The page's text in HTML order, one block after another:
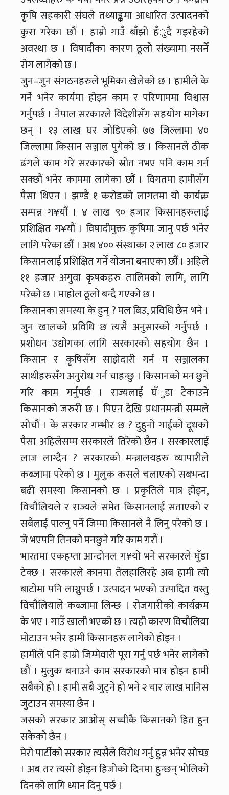
कृषि सहकारी संघले तथ्याङ्कमा आधारित उत्पादनको
कुरा गरेका छौं । हाम्रो गाउँ बाँझो हँुदै गइरहेको
अवस्था छ । विषादीका कारण ठूलो संख्यामा नसर्ने
रोग लागेको छ ।
जुन–जुन संगठनहरुले भूमिका खेलेको छ । हामीले के
गर्ने भनेर कार्यमा होइन काम र परिणाममा विश्वास
गर्नुपर्छ । नेपाल सरकारले विदेशीसँग सहयोग मागेका
छन् । १३ लाख घर जोडिएको ७७ जिल्लामा ४०
जिल्लामा किसान सञ्जाल पुगेको छ । किसानले ठीक
ढंगले काम गरे सरकारको स्रोत नभए पनि काम गर्न
सक्छौं भनेर काममा लागेका छौं । विगतमा हामीसँग
पैसा थिएन । झण्डै १ करोडको लागतमा यो कार्यक्र
सम्पन्न ग¥यौं । ४ लाख ९० हजार किसानहरुलाई
प्रशिक्षित ग¥यौं । विषादीमुक्त कृषिमा जानु पर्छ भनेर
लागि परेका छौं । अब ४०० संस्थाका २ लाख ८० हजार
किसानलाई प्रशिक्षित गर्ने योजना बनाएका छौं । अहिले
११ हजार अगुवा कृषकहरु तालिमको लागि, लागि
परेको छ । माहोल ठूलो बन्दै गएको छ ।
किसानका समस्या के हुन् ? मल बिउ, प्रविधि छैन भने ।
जुन खालको प्रविधि छ त्यसै अनुसारको गर्नुपर्छ ।
प्रशोधन उद्योगका लागि सरकारको सहयोग छैन ।
किसान र कृषिसँग साझेदारी गर्न म सञ्जालका
साथीहरुसँग अनुरोध गर्न चाहन्छु । किसानको मन छुने
गरि काम गर्नुपर्छ । राज्यलाई घँुडा टेकाउने
किसानको जरुरी छ । पिएन देखि प्रधानमन्त्री सम्मले
सोचौं । के सरकार गम्भीर छ ? दुहुनो गाईको दूधको
पैसा अहिलेसम्म सरकारले तिरेको छैन । सरकारलाई
लाज लाग्दैन ? सरकारको मन्त्रालयहरु व्यापारीले
कब्जामा परेको छ । मुलुक कसले चलाएको सबभन्दा
बढी समस्या किसानको छ । प्रकृतिले मात्र होइन,
विचौलियले र राज्यले समेत किसानलाई सताएको र
सबैलाई पाल्नु पर्ने जिम्मा किसानले नै लिनु परेको छ ।
जे भएपनि तिनको मनछुने गरि काम गरौं ।
भारतमा एकहप्ता आन्दोनल ग¥यो भने सरकारले घुँडा
टेक्छ । सरकारले कानमा तेलहालिरहे अब हामी त्यो
बाटोमा पनि लाग्नुपर्छ । उत्पादन भएको उत्पादित वस्तु
विचौलियाले कब्जामा लिन्छ । रोजगारीको कार्यक्रम
के भए । गाउँ खाली भएको छ । त्यही कारण विचौलिया
मोटाउन भनेर हामी किसानहरु लागेको होइन ।
हामीले पनि हाम्रो जिम्मेवारी पूरा गर्नु पर्छ भनेर लागेको
छौं । मुलुक बनाउने काम सरकारको मात्र होइन हामी
सबैको हो । हामी सबै जुट्ने हो भने २ चार लाख मानिस
जुटाउन समस्या छैन ।
जसको सरकार आओस् सच्चीकै किसानको हित हुन
सकेको छैन ।
मेरो पार्टीको सरकार त्यसैले विरोध गर्नु हुन्न भनेर सोच्छ
। अब तर त्यसो होइन हिजोको दिनमा हुन्छन् भोलिको
दिनको लागि ध्यान दिनु पर्छ ।